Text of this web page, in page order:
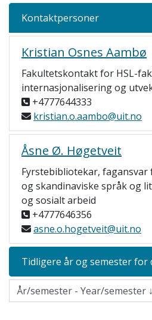
Kontaktpersoner
Kristian Osnes Aambø
Fakultetskontakt for HSL-
internasjonalisering og
+4777644333
kristian.o.aambo@uit.no
Åsne Ø. Høgetveit
Fyrstebibliotekar, fagansvar
og skandinaviske språk og
og sosialt arbeid
+4777646356
asne.o.hogetveit@uit.no
Tidligere år og semester for